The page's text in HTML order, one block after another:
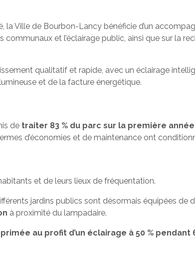
Ville de Bourbon-Lancy bénéficie d’un
et l’éclairage public, ainsi que sur la
qualitatif et rapide, avec un éclairage
et de la facture énergétique.
de traiter 83 % du parc sur la première
d’économies et de maintenance ont
et de leurs lieux de fréquentation.
jardins publics sont désormais équipées de
à proximité du lampadaire.
au profit d’un éclairage à 50 %